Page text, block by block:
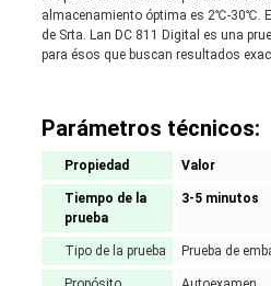
almacenamiento óptima es 2℃-30℃.
de Srta. Lan DC 811 Digital es una
para ésos que buscan resultados
Parámetros técnicos:
Propiedad Valor
Tiempo de la
prueba
3-5 minutos
Tipo de la prueba Prueba de